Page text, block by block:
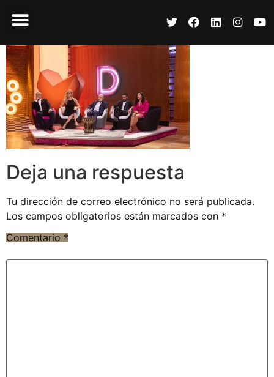
Deja una respuesta
Tu dirección de correo electrónico no será publicada.
Los campos obligatorios están marcados con *
Comentario *